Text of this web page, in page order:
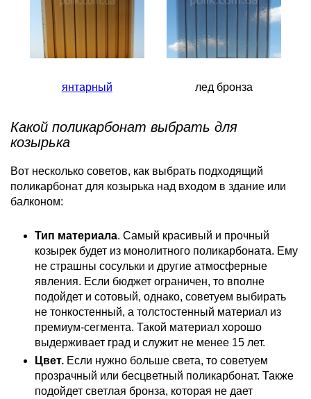
янтарный лед бронза
Какой поликарбонат выбрать для
козырька
Вот несколько советов, как выбрать подходящий
поликарбонат для козырька над входом в здание или
балконом:
Тип материала. Самый красивый и прочный
козырек будет из монолитного поликарбоната. Ему
не страшны сосульки и другие атмосферные
явления. Если бюджет ограничен, то вполне
подойдет и сотовый, однако, советуем выбирать
не тонкостенный, а толстостенный материал из
премиум-сегмента. Такой материал хорошо
выдерживает град и служит не менее 15 лет.
Цвет. Если нужно больше света, то советуем
прозрачный или бесцветный поликарбонат. Также
подойдет светлая бронза, которая не дает